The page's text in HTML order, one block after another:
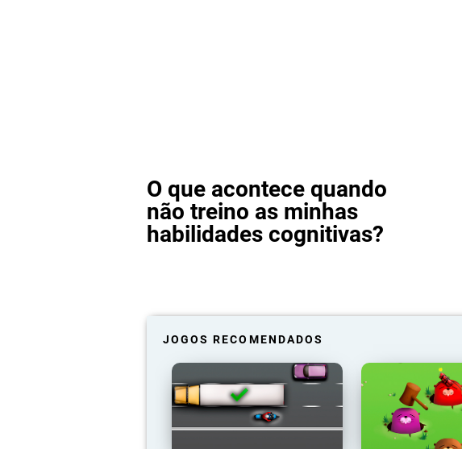
O que acontece quando
não treino as minhas
habilidades cognitivas?
JOGOS RECOMENDADOS